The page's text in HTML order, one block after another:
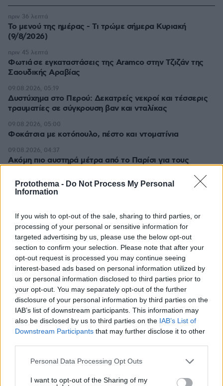
Protothema - Do Not Process My Personal
Information
If you wish to opt-out of the sale, sharing to third parties, or
processing of your personal or sensitive information for
targeted advertising by us, please use the below opt-out
section to confirm your selection. Please note that after your
opt-out request is processed you may continue seeing
interest-based ads based on personal information utilized by
us or personal information disclosed to third parties prior to
your opt-out. You may separately opt-out of the further
disclosure of your personal information by third parties on the
IAB’s list of downstream participants. This information may
also be disclosed by us to third parties on the IAB’s List of
Downstream Participants that may further disclose it to other
Please note that this website/app uses one or more Google
not limited to your visit or usage behaviour. You may click to
Personal Data Processing Opt Outs
I want to opt-out of the Sharing of my
Το μενού της ημέρας - Τι τρώμε σήμερα Κυριακή
(9/8/2026)
πριν 36 λεπτά
Φωτιά σε εγκαταστάσεις της Aramco στην Τζιζάν της
Σαουδικής Αραβίας
πριν 45 λεπτά
Δυστύχημα στο Περού: Δεκατρείς νεκροί και τέσσερις
τραυματίες σε σύγκρουση βαν και νταλίκας
09.08.2026, 05:19
Φοκάτσια με κοτόπουλο, πέστο και ντοματίνια
09.08.2026, 05:00
Ακόμη πιο αυστηρά μέτρα από το Παρίσι για τους
διαφορετικά τσουχτερά πρόστιμα
09.08.2026, 04:37
09.08.2026, 04:00
Τουλάχιστον τρεις νεκροί και πολλοί τραυματίες
εξαιτίας ρωσικών πληγμάτων στην Ουκρανία
09.08.2026, 03:05
Συναγερμός στην Έδεσσα για την εξαφάνιση 31χρονου
09.08.2026, 02:46
«Δώρο» 1 δισ. δολαρίων στη Κολομβία από τις ΗΠΑ
μετά την ορκωμοσία του νέου τραμπικού προέδρου
09.08.2026, 02:08
Τουλάχιστον 22 νεκροί κατά τη σύγκρουση δύο
09.08.2026, 01:31